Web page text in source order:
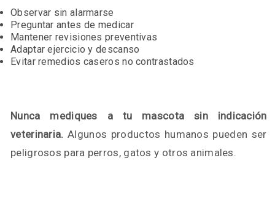
Observar sin alarmarse
Preguntar antes de medicar
Mantener revisiones preventivas
Adaptar ejercicio y descanso
Evitar remedios caseros no contrastados
Nunca mediques a tu mascota sin indicación
veterinaria. Algunos productos humanos pueden ser
peligrosos para perros, gatos y otros animales.